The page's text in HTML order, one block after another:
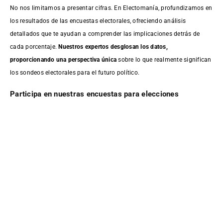
No nos limitamos a presentar cifras. En Electomanía, profundizamos en
los resultados de las encuestas electorales, ofreciendo análisis
detallados que te ayudan a comprender las implicaciones detrás de
cada porcentaje.Nuestros expertos desglosan los datos,
proporcionando una perspectiva única sobre lo que realmente significan
los sondeos electorales para el futuro político.
Participa en nuestras encuestas para elecciones